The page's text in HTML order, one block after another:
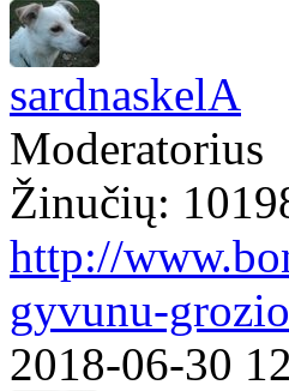
sardnaskelA
Moderatorius
Žinučių:
http://
gyvunu-
2018-06-30